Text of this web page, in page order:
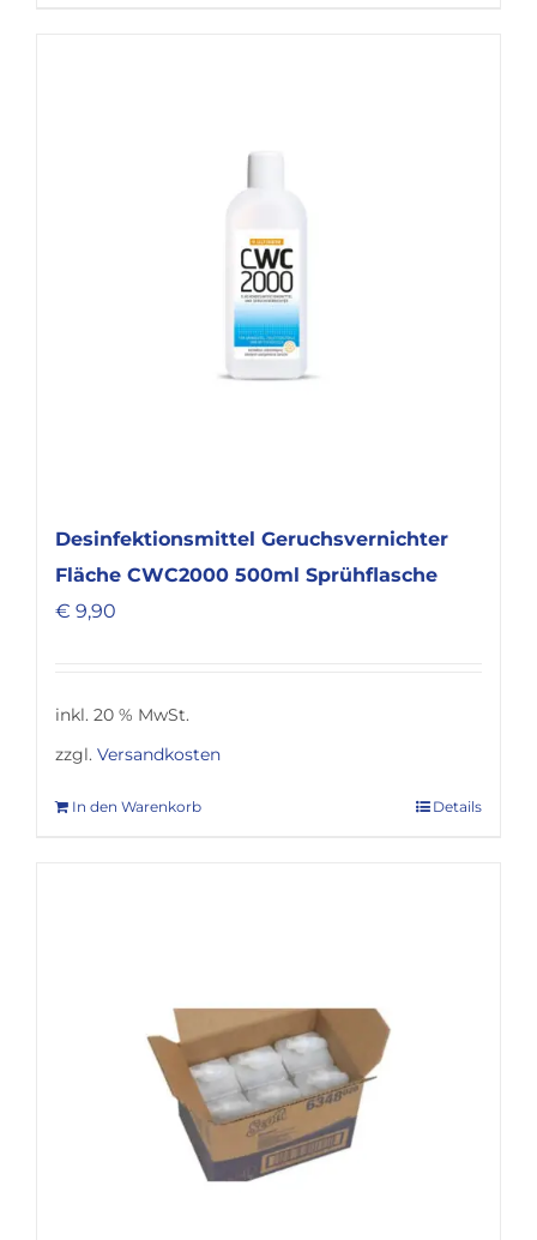
Desinfektionsmittel Geruchsvernichter
Fläche CWC2000 500ml Sprühflasche
€ 9,90
inkl. 20 % MwSt.
zzgl. Versandkosten
In den Warenkorb Details